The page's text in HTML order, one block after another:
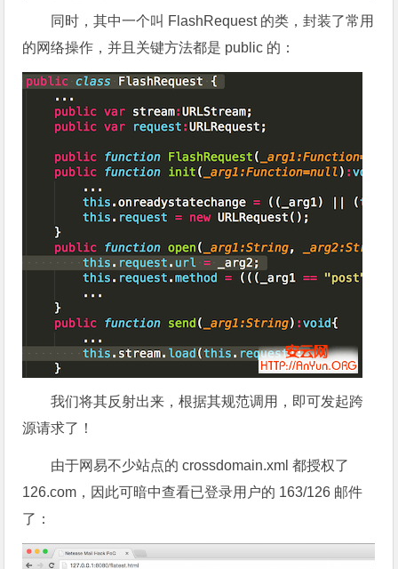
同时，其中一个叫 FlashRequest 的类，封装了常用
的网络操作，并且关键方法都是 public 的：
我们将其反射出来，根据其规范调用，即可发起跨
源请求了！
由于网易不少站点的 crossdomain.xml 都授权了
126.com，因此可暗中查看已登录用户的 163/126 邮件
了：